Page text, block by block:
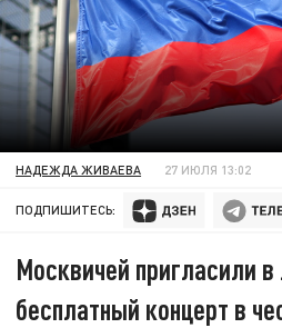
НАДЕЖДА ЖИВАЕВА 27 ИЮЛЯ 13:02
ПОДПИШИТЕСЬ:
Москвичей пригласили
бесплатный концерт в